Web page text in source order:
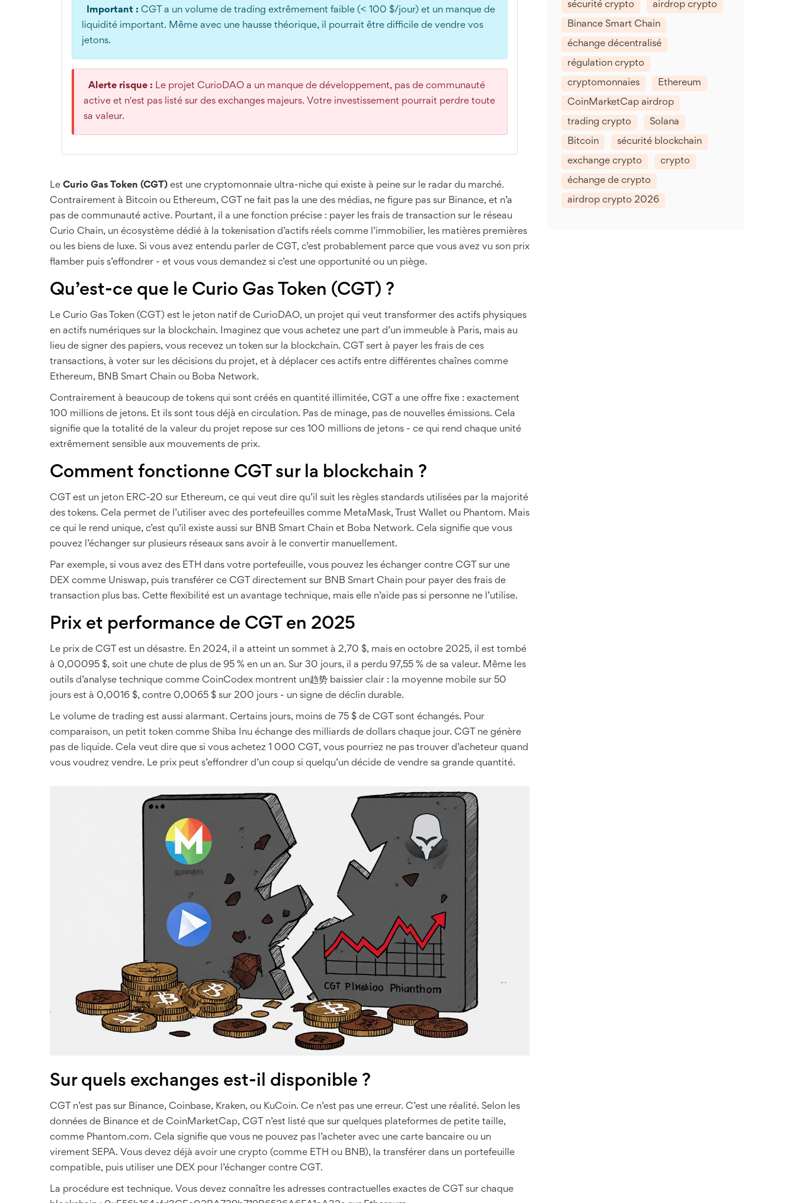
Important : CGT a un volume de trading extrêmement faible (< 100 $/jour) et un manque de
liquidité important. Même avec une hausse théorique, il pourrait être difficile de vendre vos
jetons.
Alerte risque : Le projet CurioDAO a un manque de développement, pas de communauté
active et n'est pas listé sur des exchanges majeurs. Votre investissement pourrait perdre toute
sa valeur.
Le Curio Gas Token (CGT) est une cryptomonnaie ultra-niche qui existe à peine sur le radar du marché.
Contrairement à Bitcoin ou Ethereum, CGT ne fait pas la une des médias, ne figure pas sur Binance, et n’a
pas de communauté active. Pourtant, il a une fonction précise : payer les frais de transaction sur le réseau
Curio Chain, un écosystème dédié à la tokenisation d’actifs réels comme l’immobilier, les matières premières
ou les biens de luxe. Si vous avez entendu parler de CGT, c’est probablement parce que vous avez vu son prix
flamber puis s’effondrer - et vous vous demandez si c’est une opportunité ou un piège.
Qu’est-ce que le Curio Gas Token (CGT) ?
Le Curio Gas Token (CGT) est le jeton natif de CurioDAO, un projet qui veut transformer des actifs physiques
en actifs numériques sur la blockchain. Imaginez que vous achetez une part d’un immeuble à Paris, mais au
lieu de signer des papiers, vous recevez un token sur la blockchain. CGT sert à payer les frais de ces
transactions, à voter sur les décisions du projet, et à déplacer ces actifs entre différentes chaînes comme
Ethereum, BNB Smart Chain ou Boba Network.
Contrairement à beaucoup de tokens qui sont créés en quantité illimitée, CGT a une offre fixe : exactement
100 millions de jetons. Et ils sont tous déjà en circulation. Pas de minage, pas de nouvelles émissions. Cela
signifie que la totalité de la valeur du projet repose sur ces 100 millions de jetons - ce qui rend chaque unité
extrêmement sensible aux mouvements de prix.
Comment fonctionne CGT sur la blockchain ?
CGT est un jeton ERC-20 sur Ethereum, ce qui veut dire qu’il suit les règles standards utilisées par la majorité
des tokens. Cela permet de l’utiliser avec des portefeuilles comme MetaMask, Trust Wallet ou Phantom. Mais
ce qui le rend unique, c’est qu’il existe aussi sur BNB Smart Chain et Boba Network. Cela signifie que vous
pouvez l’échanger sur plusieurs réseaux sans avoir à le convertir manuellement.
Par exemple, si vous avez des ETH dans votre portefeuille, vous pouvez les échanger contre CGT sur une
DEX comme Uniswap, puis transférer ce CGT directement sur BNB Smart Chain pour payer des frais de
transaction plus bas. Cette flexibilité est un avantage technique, mais elle n’aide pas si personne ne l’utilise.
Prix et performance de CGT en 2025
Le prix de CGT est un désastre. En 2024, il a atteint un sommet à 2,70 $, mais en octobre 2025, il est tombé
à 0,00095 $, soit une chute de plus de 95 % en un an. Sur 30 jours, il a perdu 97,55 % de sa valeur. Même les
outils d’analyse technique comme CoinCodex montrent un趋势 baissier clair : la moyenne mobile sur 50
jours est à 0,0016 $, contre 0,0065 $ sur 200 jours - un signe de déclin durable.
Le volume de trading est aussi alarmant. Certains jours, moins de 75 $ de CGT sont échangés. Pour
comparaison, un petit token comme Shiba Inu échange des milliards de dollars chaque jour. CGT ne génère
pas de liquide. Cela veut dire que si vous achetez 1 000 CGT, vous pourriez ne pas trouver d’acheteur quand
vous voudrez vendre. Le prix peut s’effondrer d’un coup si quelqu’un décide de vendre sa grande quantité.
Sur quels exchanges est-il disponible ?
CGT n’est pas sur Binance, Coinbase, Kraken, ou KuCoin. Ce n’est pas une erreur. C’est une réalité. Selon les
données de Binance et de CoinMarketCap, CGT n’est listé que sur quelques plateformes de petite taille,
comme Phantom.com. Cela signifie que vous ne pouvez pas l’acheter avec une carte bancaire ou un
virement SEPA. Vous devez déjà avoir une crypto (comme ETH ou BNB), la transférer dans un portefeuille
compatible, puis utiliser une DEX pour l’échanger contre CGT.
La procédure est technique. Vous devez connaître les adresses contractuelles exactes de CGT sur chaque
sécurité crypto airdrop crypto
Binance Smart Chain
échange décentralisé
régulation crypto
cryptomonnaies Ethereum
CoinMarketCap airdrop
trading crypto Solana
Bitcoin sécurité blockchain
exchange crypto crypto
échange de crypto
airdrop crypto 2026